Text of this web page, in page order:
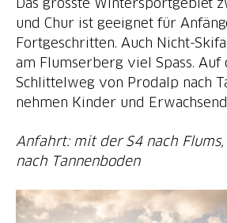
Das grösste Wintersportgebiet
und Chur ist geeignet für
Fortgeschritten. Auch Nicht-
am Flumserberg viel Spass. Auf
Schlittelweg von Prodalp nach
nehmen Kinder und
Anfahrt: mit der S4 nach
nach Tannenboden